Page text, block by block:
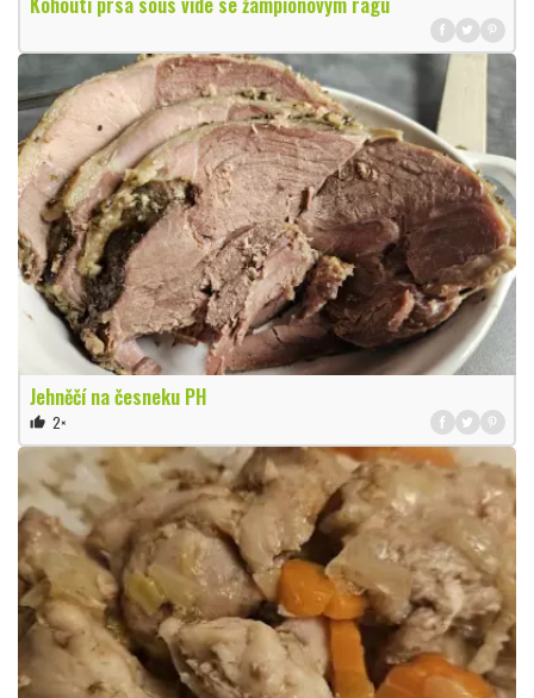
Jehněčí na česneku PH
thumb_up 2×